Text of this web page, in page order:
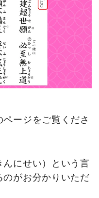
ージをご覧くださ
にせい）という言
がお分かりいただ